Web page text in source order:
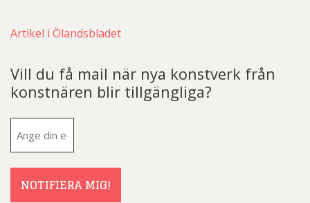
Artikel i Ölandsbladet
Vill du få mail när nya konstverk från
konstnären blir tillgängliga?
NOTIFIERA MIG!